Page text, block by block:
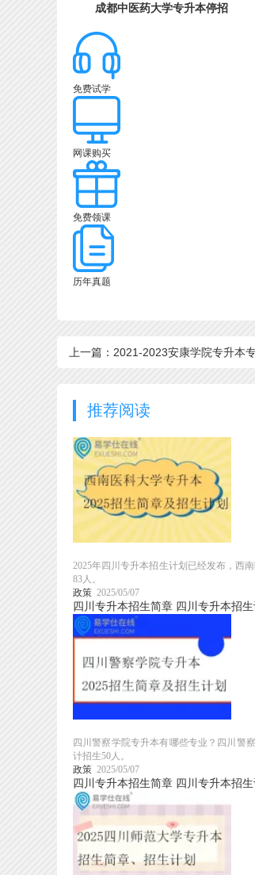
成都中医药大学专升本停招
免费试学
网课购买
免费领课
历年真题
上一篇：2021-2023安康学院专升本
线！
推荐阅读
2025年四川专升本招生计划已经发布，西
83人。
政策 2025/05/07
四川专升本招生简章 四川专升本招生
四川警察学院专升本有哪些专业？四川警
计招生50人。
政策 2025/05/07
四川专升本招生简章 四川专升本招生